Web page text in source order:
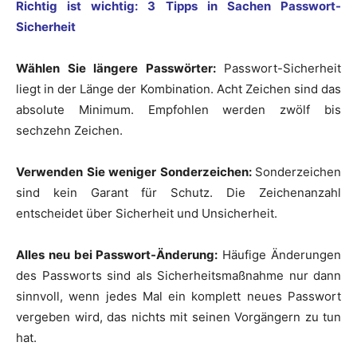
Richtig ist wichtig: 3 Tipps in Sachen Passwort-
Sicherheit
Wählen Sie längere Passwörter:Passwort-Sicherheit
liegt in der Länge der Kombination. Acht Zeichen sind das
absolute Minimum. Empfohlen werden zwölf bis
sechzehn Zeichen.
Verwenden Sie weniger Sonderzeichen: Sonderzeichen
sind kein Garant für Schutz. Die Zeichenanzahl
entscheidet über Sicherheit und Unsicherheit.
Alles neu bei Passwort-Änderung: Häufige Änderungen
des Passworts sind als Sicherheitsmaßnahme nur dann
sinnvoll, wenn jedes Mal ein komplett neues Passwort
vergeben wird, das nichts mit seinen Vorgängern zu tun
hat.